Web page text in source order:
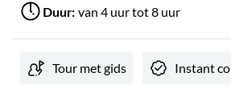
Duur: van 4 uur tot 8 uur
Tour met gids Instant